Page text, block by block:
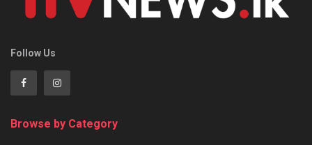
Follow Us
Browse by Category